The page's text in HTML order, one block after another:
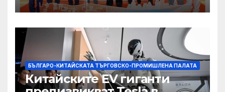
БЪЛГАРО-КИТАЙСКАТА ТЪРГОВСКО-ПРОМИШЛЕНА ПАЛАТА
Китайските EV гиганти